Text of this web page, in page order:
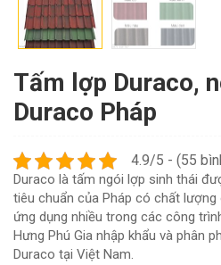
Tấm lợp Duraco,
Duraco Pháp
4.9/5 - (55
Duraco là tấm ngói lợp sinh thái
tiêu chuẩn của Pháp có chất
ứng dụng nhiều trong các công
Hưng Phú Gia nhập khẩu và phân
Duraco tại Việt Nam.